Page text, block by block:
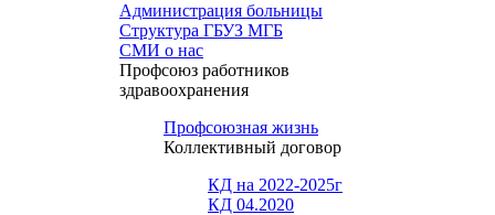
Администрация больницы
Структура ГБУЗ МГБ
СМИ о нас
Профсоюз работников
здравоохранения
Профсоюзная жизнь
Коллективный договор
КД на 2022-2025г
КД 04.2020